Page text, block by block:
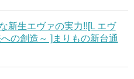
新生エヴァの実力!![L エヴ
の創造～ ]まりもの新台通